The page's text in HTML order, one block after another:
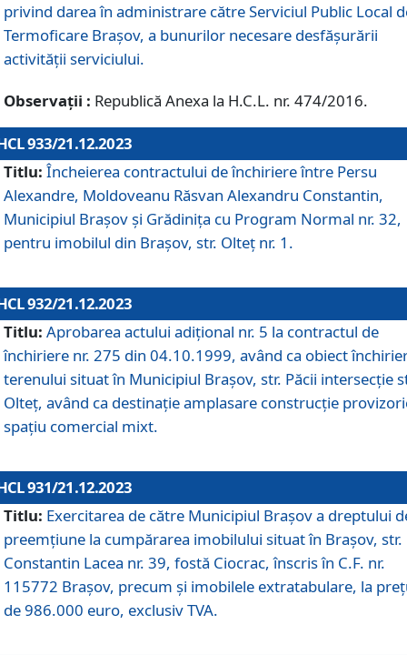
privind darea în administrare către Serviciul Public Local
Termoficare Braşov, a bunurilor necesare desfăşurării
activităţii serviciului.
Observații : Republică Anexa la H.C.L. nr. 474/2016.
933/21.12.2023
Titlu: Încheierea contractului de închiriere între Persu
Alexandre, Moldoveanu Răsvan Alexandru Constantin,
Municipiul Braşov şi Grădinița cu Program Normal nr. 32,
pentru imobilul din Brașov, str. Olteț nr. 1.
932/21.12.2023
Titlu: Aprobarea actului adițional nr. 5 la contractul de
închiriere nr. 275 din 04.10.1999, având ca obiect
terenului situat în Municipiul Brașov, str. Păcii intersecție
Olteț, având ca destinație amplasare construcție
spațiu comercial mixt.
931/21.12.2023
Titlu: Exercitarea de către Municipiul Brașov a dreptului
preemțiune la cumpărarea imobilului situat în Brașov, str.
Constantin Lacea nr. 39, fostă Ciocrac, înscris în C.F. nr.
115772 Brașov, precum și imobilele extratabulare, la
de 986.000 euro, exclusiv TVA.